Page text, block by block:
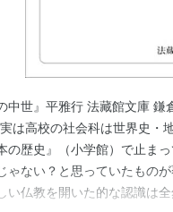
中世』平雅行 法藏館文庫
は高校の社会科は世界史・
の歴史』（小学館）で止ま
ゃない？と思っていたもの
い仏教を開いた的な認識は